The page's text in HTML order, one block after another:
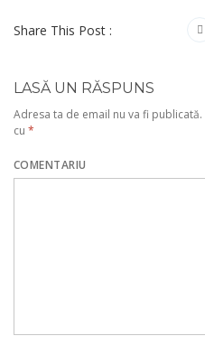
Share This Post :
LASĂ UN RĂSPUNS
Adresa ta de email nu va fi publicată.
cu *
COMENTARIU